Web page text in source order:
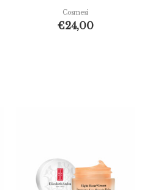
Cosmesi
€24,00